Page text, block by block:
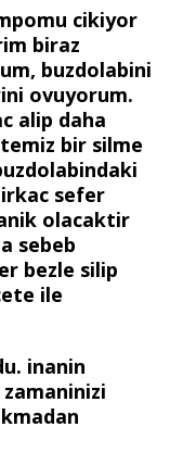
cikiyor
biraz
buzdolabini
ovuyorum.
alip daha
bir silme
sefer
olacaktir
sebeb
bezle silip
ile
inanin